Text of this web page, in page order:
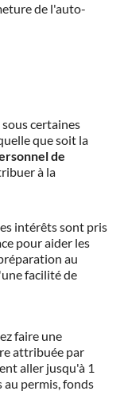
de l'auto-
certaines
que soit la
de
à la
intérêts sont pris
pour aider les
au
facilité de
faire une
attribuée par
aller jusqu'à 1
au permis, fonds